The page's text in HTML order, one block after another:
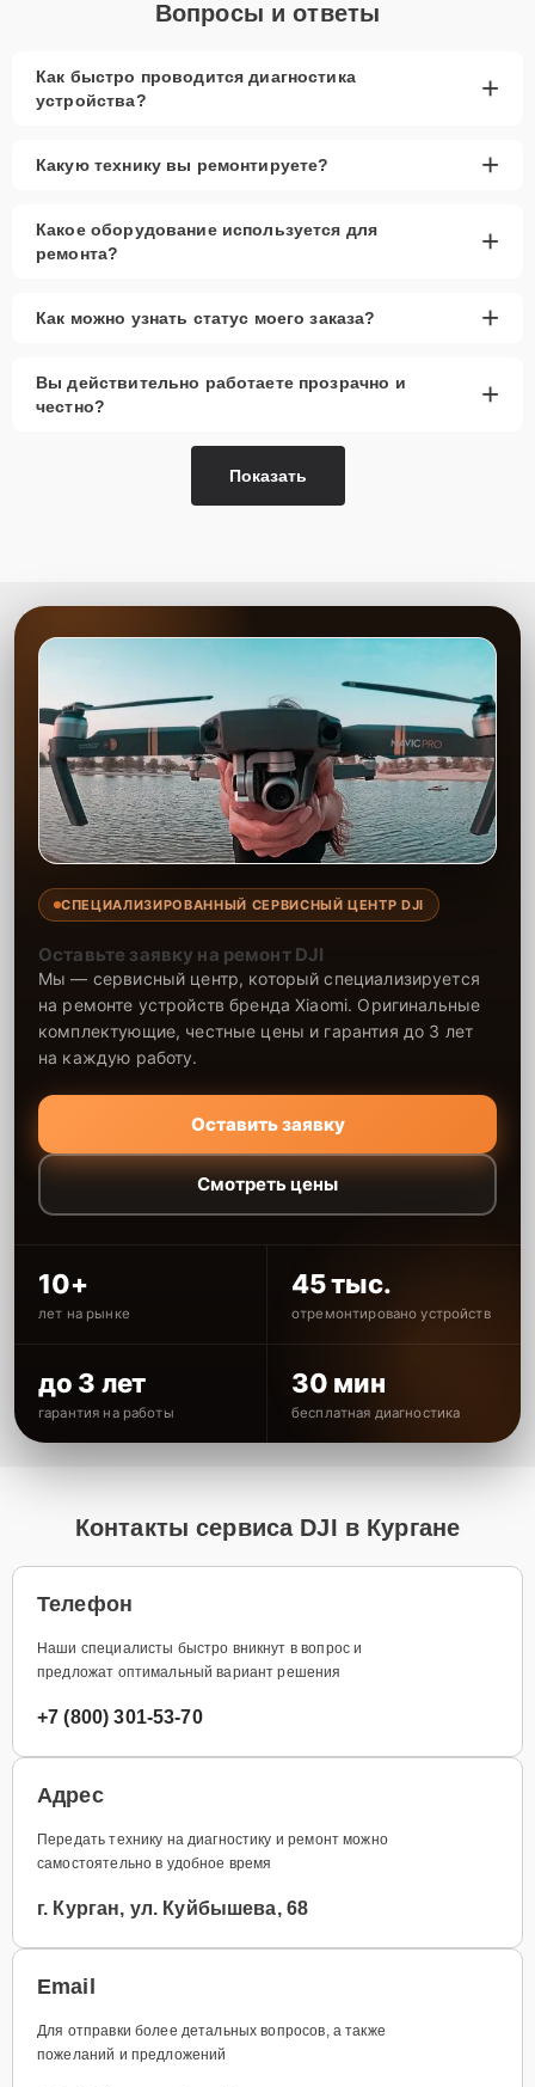
Вопросы и ответы
Как быстро проводится диагностика
устройства?
+
Какую технику вы ремонтируете? +
Какое оборудование используется для
ремонта?
+
Как можно узнать статус моего заказа? +
Вы действительно работаете прозрачно и
честно?
+
Показать
СПЕЦИАЛИЗИРОВАННЫЙ СЕРВИСНЫЙ ЦЕНТР DJI
Оставьте заявку на ремонт DJI
Мы — сервисный центр, который специализируется
на ремонте устройств бренда Xiaomi. Оригинальные
комплектующие, честные цены и гарантия до 3 лет
на каждую работу.
Оставить заявку
Смотреть цены
10+
лет на рынке
45 тыс.
отремонтировано устройств
до 3 лет
гарантия на работы
30 мин
бесплатная диагностика
Контакты сервиса DJI в Кургане
Телефон
Наши специалисты быстро вникнут в вопрос и
предложат оптимальный вариант решения
+7 (800) 301-53-70
Адрес
Передать технику на диагностику и ремонт можно
самостоятельно в удобное время
г. Курган, ул. Куйбышева, 68
Email
Для отправки более детальных вопросов, а также
пожеланий и предложений